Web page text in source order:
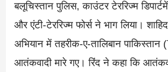
बलूचिस्तान पुलिस, काउंटर टेररिज्म
और एंटी-टेररिज्म फोर्स ने भाग लिया।
अभियान में तहरीक-ए-तालिबान
आतंकवादी मारे गए। रिंद ने कहा कि